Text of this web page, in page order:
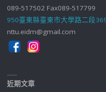
089-517502 Fax089-517799
950臺東縣臺東市大學路二段
nttu.eidm@gmail.com
近期文章